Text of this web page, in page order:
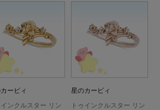
ービィ
インクルスター リン
星のカービィ
トゥインクルスター リン